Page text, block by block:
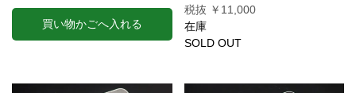
買い物かごへ入れる
税抜 ￥11,000
在庫
SOLD OUT